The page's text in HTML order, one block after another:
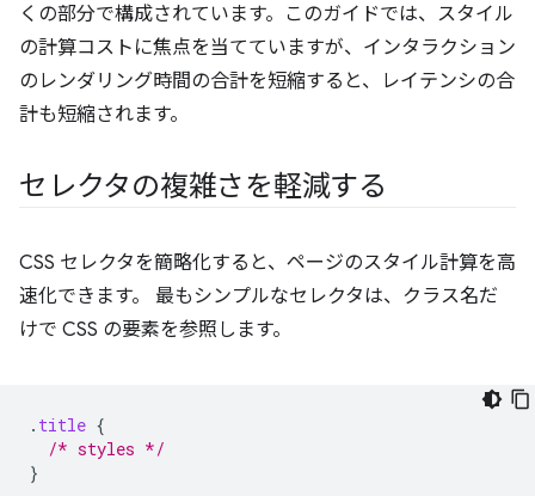
くの部分で構成されています。このガイドでは、スタイル
の計算コストに焦点を当てていますが、インタラクション
のレンダリング時間の合計を短縮すると、レイテンシの合
計も短縮されます。
セレクタの複雑さを軽減する
CSS セレクタを簡略化すると、ページのスタイル計算を高
速化できます。 最もシンプルなセレクタは、クラス名だ
けで CSS の要素を参照します。
. title {
/* styles */
}